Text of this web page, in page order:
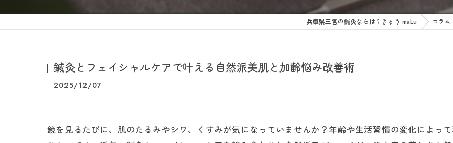
兵庫県三宮の鍼灸ならはりきゅう maLu コラム
鍼灸とフェイシャルケアで叶える自然派美肌と加齢悩み改善術
2025/12/07
鏡を見るたびに、肌のたるみやシワ、くすみが気になっていませんか？年齢や生活習慣の変化によっ